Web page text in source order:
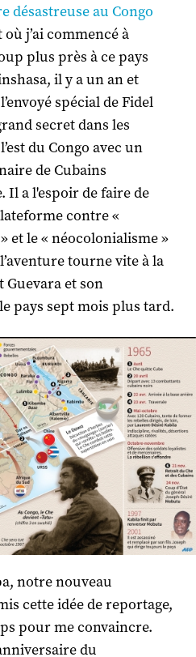
désastreuse au Congo
j’ai commencé à
plus près à ce pays
il y a un an et
spécial de Fidel
secret dans les
du Congo avec un
de Cubains
Il a l'espoir de faire de
contre «
et le « néocolonialisme »
tourne vite à la
Guevara et son
pays sept mois plus tard.
notre nouveau
cette idée de reportage,
pour me convaincre.
du